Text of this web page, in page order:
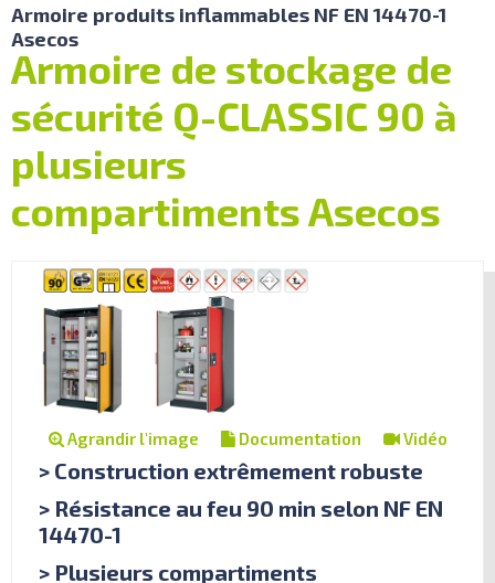
Armoire produits inflammables NF EN 14470-1
Asecos
Armoire de stockage de
sécurité Q-CLASSIC 90 à
plusieurs
compartiments Asecos
Agrandir l'image Documentation Vidéo
> Construction extrêmement robuste
> Résistance au feu 90 min selon NF EN
14470-1
> Plusieurs compartiments